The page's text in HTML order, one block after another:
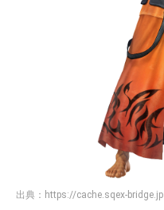
出典： https://cache.sqex-bridge.jp